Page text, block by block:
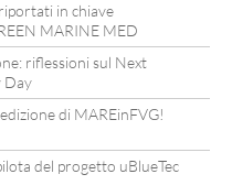
in chiave
MARINE MED
riflessioni sul Next
Day
di MAREinFVG!
del progetto uBlueTec